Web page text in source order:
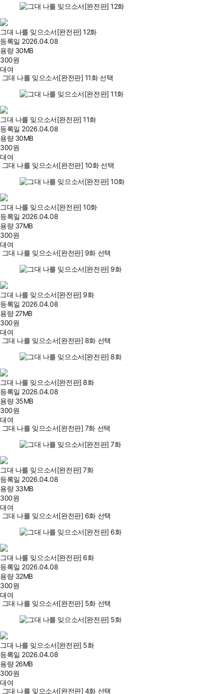
그대 나를 잊으소서[완전판] 12화
등록일 2026.04.08
용량 30MB
300원
대여
그대 나를 잊으소서[완전판] 11화 선택
그대 나를 잊으소서[완전판] 11화
등록일 2026.04.08
용량 30MB
300원
대여
그대 나를 잊으소서[완전판] 10화 선택
그대 나를 잊으소서[완전판] 10화
등록일 2026.04.08
용량 37MB
300원
대여
그대 나를 잊으소서[완전판] 9화 선택
그대 나를 잊으소서[완전판] 9화
등록일 2026.04.08
용량 27MB
300원
대여
그대 나를 잊으소서[완전판] 8화 선택
그대 나를 잊으소서[완전판] 8화
등록일 2026.04.08
용량 35MB
300원
대여
그대 나를 잊으소서[완전판] 7화 선택
그대 나를 잊으소서[완전판] 7화
등록일 2026.04.08
용량 33MB
300원
대여
그대 나를 잊으소서[완전판] 6화 선택
그대 나를 잊으소서[완전판] 6화
등록일 2026.04.08
용량 32MB
300원
대여
그대 나를 잊으소서[완전판] 5화 선택
그대 나를 잊으소서[완전판] 5화
등록일 2026.04.08
용량 26MB
300원
대여
그대 나를 잊으소서[완전판] 4화 선택